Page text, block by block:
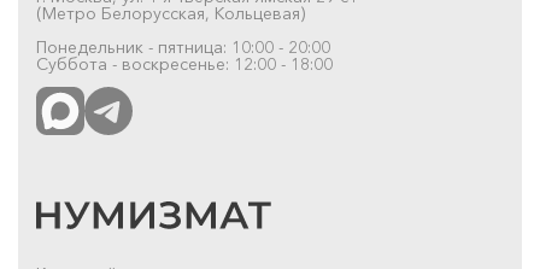
(Метро Белорусская, Кольцевая)
Понедельник - пятница: 10:00 - 20:00
Суббота - воскресенье: 12:00 - 18:00